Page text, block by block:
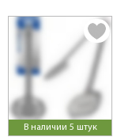
В наличии 5 штук